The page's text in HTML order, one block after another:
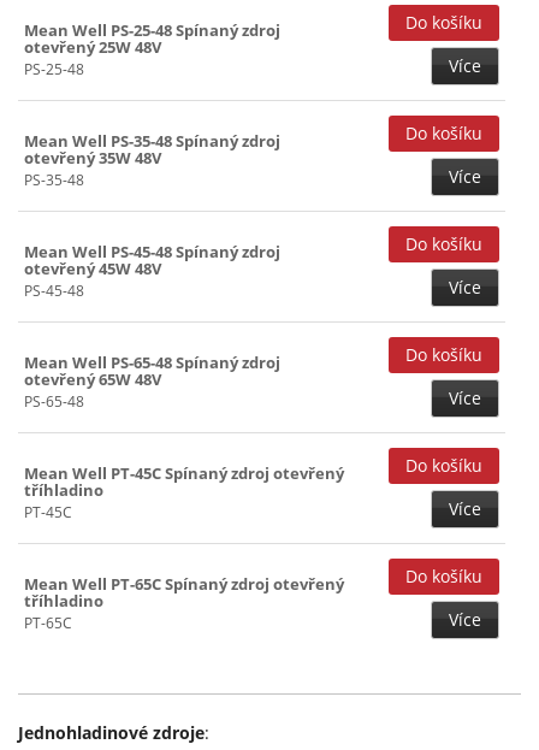
Mean Well PS-25-48 Spínaný zdroj
otevřený 25W 48V
PS-25-48 Více
Mean Well PS-35-48 Spínaný zdroj
otevřený 35W 48V
PS-35-48 Více
Mean Well PS-45-48 Spínaný zdroj
otevřený 45W 48V
PS-45-48 Více
Mean Well PS-65-48 Spínaný zdroj
otevřený 65W 48V
PS-65-48 Více
Mean Well PT-45C Spínaný zdroj otevřený
tříhladino
PT-45C Více
Mean Well PT-65C Spínaný zdroj otevřený
tříhladino
PT-65C Více
Jednohladinové zdroje: